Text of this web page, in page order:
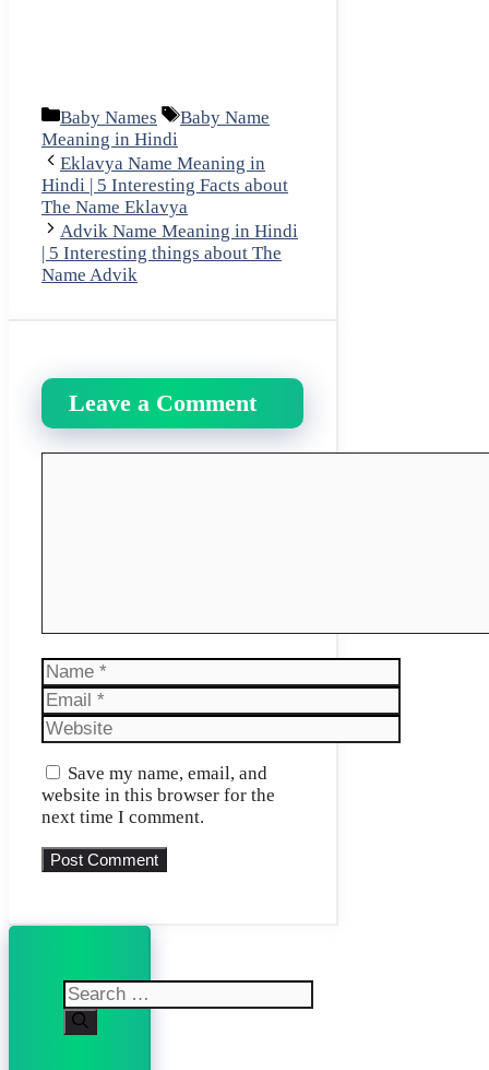
Categories
Baby Names Tags
Baby Name
Meaning in Hindi
Eklavya Name Meaning in
Hindi | 5 Interesting Facts about
The Name Eklavya
Advik Name Meaning in Hindi
| 5 Interesting things about The
Name Advik
Leave a Comment
Name
Email
Website
Save my name, email, and
website in this browser for the
next time I comment.
Search
for: